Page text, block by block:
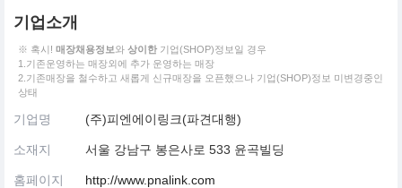
기업소개
※ 혹시! 매장채용정보와 상이한 기업(SHOP)정보일 경우
1.기존운영하는 매장외에 추가 운영하는 매장
2.기존매장을 철수하고 새롭게 신규매장을 오픈했으나 기업(SHOP)정보 미변경중인
상태
기업명 (주)피엔에이링크(파견대행)
소재지 서울 강남구 봉은사로 533 윤곡빌딩
홈페이지 http://www.pnalink.com